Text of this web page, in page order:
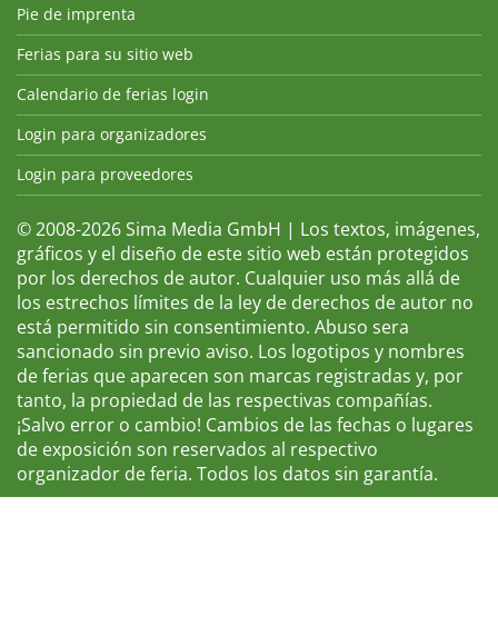
Pie de imprenta
Ferias para su sitio web
Calendario de ferias login
Login para organizadores
Login para proveedores
© 2008-2026 Sima Media GmbH | Los textos, imágenes,
gráficos y el diseño de este sitio web están protegidos
por los derechos de autor. Cualquier uso más allá de
los estrechos límites de la ley de derechos de autor no
está permitido sin consentimiento. Abuso sera
sancionado sin previo aviso. Los logotipos y nombres
de ferias que aparecen son marcas registradas y, por
tanto, la propiedad de las respectivas compañías.
¡Salvo error o cambio! Cambios de las fechas o lugares
de exposición son reservados al respectivo
organizador de feria. Todos los datos sin garantía.